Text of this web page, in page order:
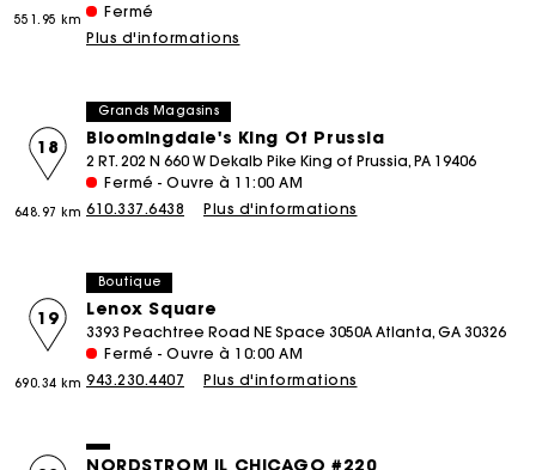
551.95 km
Fermé
Plus d'informations
Grands Magasins
Bloomingdale's King Of Prussia
18
648.97 km
2 RT. 202 N 660 W Dekalb Pike King of Prussia, PA 19406
Fermé - Ouvre à 11:00 AM
610.337.6438
Plus d'informations
Boutique
Lenox Square
19
690.34 km
3393 Peachtree Road NE Space 3050A Atlanta, GA 30326
Fermé - Ouvre à 10:00 AM
943.230.4407
Plus d'informations
NORDSTROM IL CHICAGO #220